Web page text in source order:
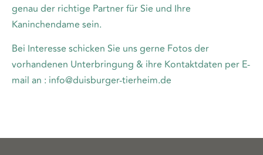
genau der richtige Partner für Sie und Ihre
Kaninchendame sein.
Bei Interesse schicken Sie uns gerne Fotos der
vorhandenen Unterbringung & ihre Kontaktdaten per E-
mail an : info@duisburger-tierheim.de